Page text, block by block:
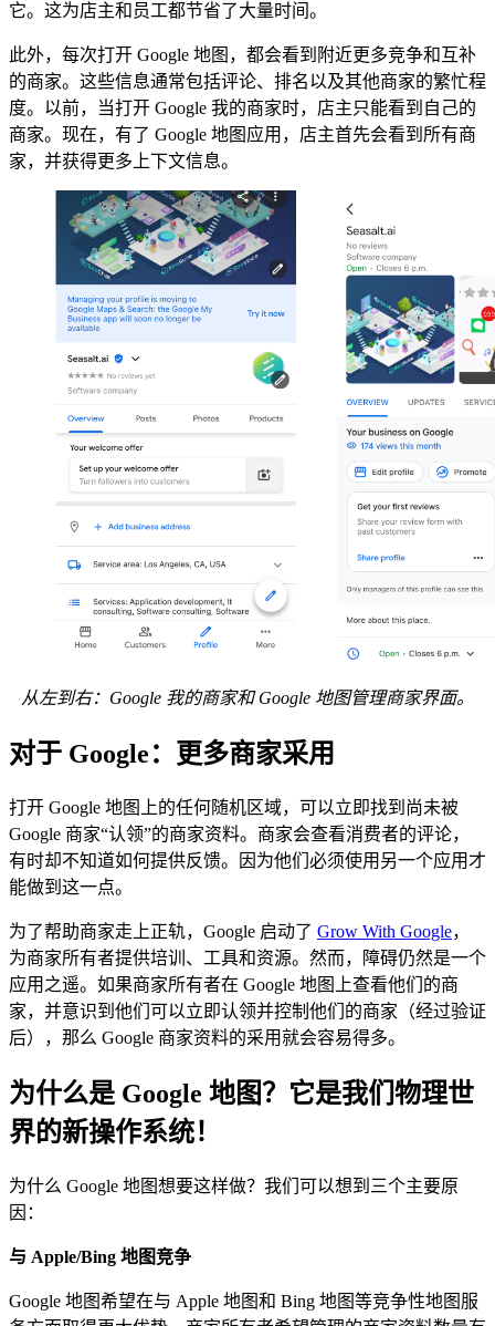
它。这为店主和员工都节省了大量时间。
此外，每次打开 Google 地图，都会看到附近更多竞争和互补
的商家。这些信息通常包括评论、排名以及其他商家的繁忙程
度。以前，当打开 Google 我的商家时，店主只能看到自己的
商家。现在，有了 Google 地图应用，店主首先会看到所有商
家，并获得更多上下文信息。
从左到右：Google 我的商家和 Google 地图管理商家界面。
对于 Google：更多商家采用
打开 Google 地图上的任何随机区域，可以立即找到尚未被
Google 商家“认领”的商家资料。商家会查看消费者的评论，
有时却不知道如何提供反馈。因为他们必须使用另一个应用才
能做到这一点。
为了帮助商家走上正轨，Google 启动了 Grow With Google，
为商家所有者提供培训、工具和资源。然而，障碍仍然是一个
应用之遥。如果商家所有者在 Google 地图上查看他们的商
家，并意识到他们可以立即认领并控制他们的商家（经过验证
后），那么 Google 商家资料的采用就会容易得多。
为什么是 Google 地图？它是我们物理世
界的新操作系统！
为什么 Google 地图想要这样做？我们可以想到三个主要原
因：
与 Apple/Bing 地图竞争
Google 地图希望在与 Apple 地图和 Bing 地图等竞争性地图服